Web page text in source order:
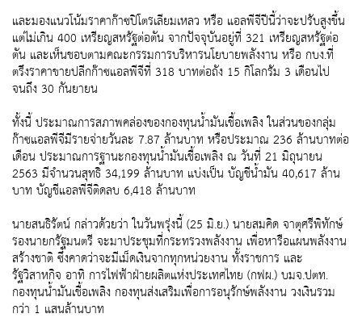
และมองแนวโน้มราคาก๊าซปิโตรเลียมเหลว หรือ แอลพีจีปีนี้ว่าจะปรับสูงขึ้น
แต่ไม่เกิน 400 เหรียญสหรัฐต่อตัน จากปัจจุบันอยู่ที่ 321 เหรียญสหรัฐต่อ
ตัน และเห็นชอบตามคณะกรรมการบริหารนโยบายพลังงาน หรือ กบง.ที่
ตรึงราคาขายปลีกก๊าซแอลพีจีที่ 318 บาทต่อถัง 15 กิโลกรัม 3 เดือนไป
จนถึง 30 กันยายน
ทั้งนี้ ประมาณการสภาพคล่องของกองทุนน้ำมันเชื้อเพลิง ในส่วนของกลุ่ม
ก๊าซแอลพีจีมีรายจ่ายวันละ 7.87 ล้านบาท หรือประมาณ 236 ล้านบาทต่อ
เดือน ประมาณการฐานะกองทุนน้ำมันเชื้อเพลิง ณ วันที่ 21 มิถุนายน
2563 มีจำนวนสุทธิ 34,199 ล้านบาท แบ่งเป็น บัญชีน้ำมัน 40,617 ล้าน
บาท บัญชีแอลพีจีติดลบ 6,418 ล้านบาท
นายสนธิรัตน์ กล่าวด้วยว่า ในวันพรุ่งนี้ (25 มิ.ย.) นายสมคิด จาตุศรีพิทักษ์
รองนายกรัฐมนตรี จะมาประชุมที่กระทรวงพลังงาน เพื่อหารือแผนพลังงาน
สร้างชาติ ซึ่งคาดว่าจะมีเม็ดเงินจากทุกหน่วยงาน ทั้งราชการ และ
รัฐวิสาหกิจ อาทิ การไฟฟ้าฝ่ายผลิตแห่งประเทศไทย (กฟผ.) บมจ.ปตท.
กองทุนน้ำมันเชื้อเพลิง กองทุนส่งเสริมเพื่อการอนุรักษ์พลังงาน วงเงินรวม
กว่า 1 แสนล้านบาท